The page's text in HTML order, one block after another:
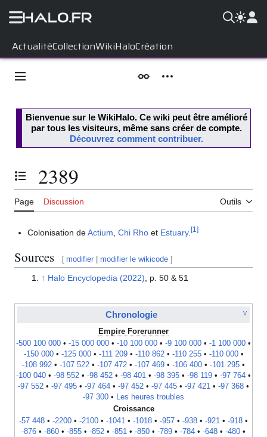
ActualitéCollectionWikiHaloCréation
contenu
Menu principal ApparenceOutils personnels
Bienvenue sur le WikiHalo. Ce wiki peut être amélioré
par tous les visiteurs, même sans créer de compte.
Découvrez comment contribuer.
Basculer la table des matières
2389
Page Discussion Outils
Colonisation deActium ,Chi Rho et Estuary.[1]
Sources [ modifier |modifier le wikicode ]
↑ Halo Encyclopedia (2022) , p. 50 & 51
V
Chronologie
Empire Forerunner
-500 100 000 • -15 000 000 • -10 100 000 • -9 100 000 • -1 100 000 •
-150 000• -125 000• -111 209• -110 862• -110 255• -110 000•
-108 992 • -107 522 • -107 472 • -107 469 • -106 400 • -101 295 •
-100 040 • -98 552 • -98 452 • -98 401 • -98 395 • -98 119 • -97 764 •
-97 552 • -97 495 • -97 464 • -97 452 • -97 445 • -97 421 • -97 368 •
-97 300 •
Les heures troubles
Croissance
-57 448 • -2200 • -2100 • -1041 • -1018 • -957 • -938 • -921 • -918 •
-876 • -860 • -855 • -852 • -851 • -850 • -789 • -784 • -648 • -480 •